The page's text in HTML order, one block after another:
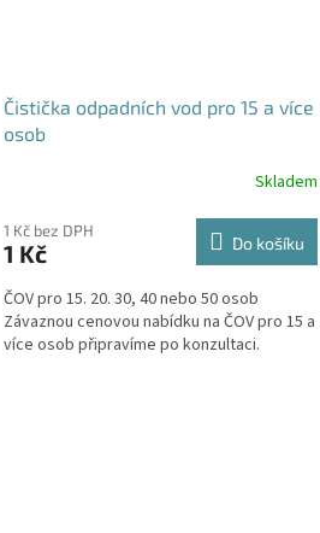
Čistička odpadních vod pro 15 a více
osob
produktu
je
z
5
hvězdiček.
Skladem
1 Kč bez DPH
1 Kč Do košíku
ČOV pro 15. 20. 30, 40 nebo 50 osob
Závaznou cenovou nabídku na ČOV pro 15 a
více osob připravíme po konzultaci.